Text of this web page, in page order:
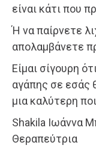
είναι κάτι που
Ή να παίρνετε
απολαμβάνετε
Είμαι σίγουρη
αγάπης σε εσάς
μια καλύτερη
Shakila Ιωάννα
Θεραπεύτρια